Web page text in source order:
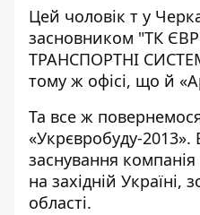
Цей чоловік т у
засновником "ТК
ТРАНСПОРТНІ
тому ж офісі, що й
Та все ж
«Укрєвробуду-2013».
заснування
на західній Україні,
області.